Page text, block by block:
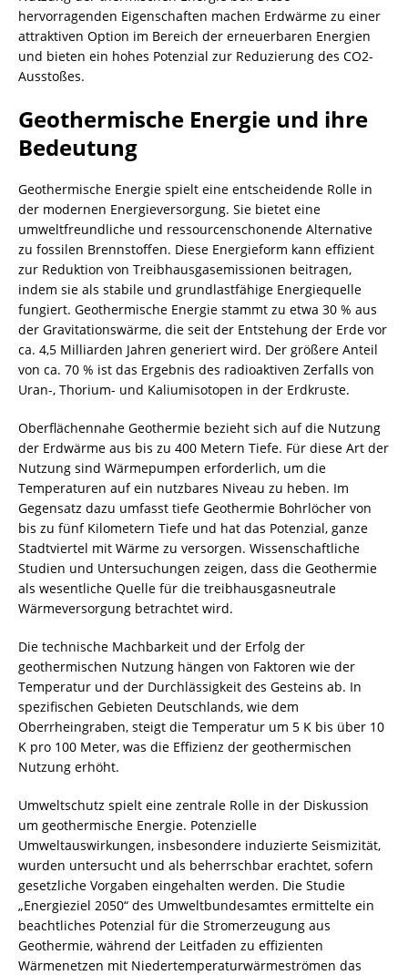
hervorragenden Eigenschaften machen Erdwärme zu einer
attraktiven Option im Bereich der erneuerbaren Energien
und bieten ein hohes Potenzial zur Reduzierung des CO2-
Ausstoßes.
Geothermische Energie und ihre
Bedeutung
Geothermische Energie spielt eine entscheidende Rolle in
der modernen Energieversorgung. Sie bietet eine
umweltfreundliche und ressourcenschonende Alternative
zu fossilen Brennstoffen. Diese Energieform kann effizient
zur Reduktion von Treibhausgasemissionen beitragen,
indem sie als stabile und grundlastfähige Energiequelle
fungiert. Geothermische Energie stammt zu etwa 30 % aus
der Gravitationswärme, die seit der Entstehung der Erde vor
ca. 4,5 Milliarden Jahren generiert wird. Der größere Anteil
von ca. 70 % ist das Ergebnis des radioaktiven Zerfalls von
Uran-, Thorium- und Kaliumisotopen in der Erdkruste.
Oberflächennahe Geothermie bezieht sich auf die Nutzung
der Erdwärme aus bis zu 400 Metern Tiefe. Für diese Art der
Nutzung sind Wärmepumpen erforderlich, um die
Temperaturen auf ein nutzbares Niveau zu heben. Im
Gegensatz dazu umfasst tiefe Geothermie Bohrlöcher von
bis zu fünf Kilometern Tiefe und hat das Potenzial, ganze
Stadtviertel mit Wärme zu versorgen. Wissenschaftliche
Studien und Untersuchungen zeigen, dass die Geothermie
als wesentliche Quelle für die treibhausgasneutrale
Wärmeversorgung betrachtet wird.
Die technische Machbarkeit und der Erfolg der
geothermischen Nutzung hängen von Faktoren wie der
Temperatur und der Durchlässigkeit des Gesteins ab. In
spezifischen Gebieten Deutschlands, wie dem
Oberrheingraben, steigt die Temperatur um 5 K bis über 10
K pro 100 Meter, was die Effizienz der geothermischen
Nutzung erhöht.
Umweltschutz spielt eine zentrale Rolle in der Diskussion
um geothermische Energie. Potenzielle
Umweltauswirkungen, insbesondere induzierte Seismizität,
wurden untersucht und als beherrschbar erachtet, sofern
gesetzliche Vorgaben eingehalten werden. Die Studie
„Energieziel 2050“ des Umweltbundesamtes ermittelte ein
beachtliches Potenzial für die Stromerzeugung aus
Geothermie, während der Leitfaden zu effizienten
Wärmenetzen mit Niedertemperaturwärmeströmen das